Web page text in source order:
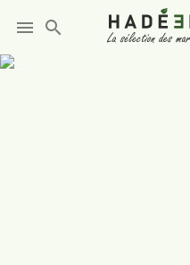
menu search